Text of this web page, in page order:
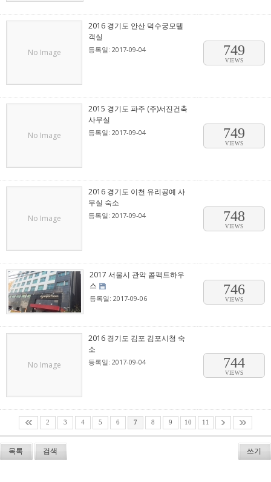
No Image
2016 경기도 안산 덕수궁모텔
객실
등록일: 2017-09-04 749
VIEWS
No Image
2015 경기도 파주 (주)서진건축
사무실
등록일: 2017-09-04 749
VIEWS
No Image
2016 경기도 이천 유리공예 사
무실 숙소
등록일: 2017-09-04 748
VIEWS
2017 서울시 관악 콤팩트하우
스
등록일: 2017-09-06
746
VIEWS
No Image
2016 경기도 김포 김포시청 숙
소
등록일: 2017-09-04 744
VIEWS
2 3 4 5 6 7 8 9 10 11
목록 검색 쓰기